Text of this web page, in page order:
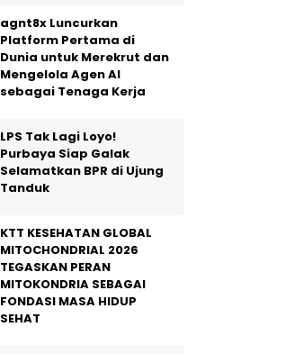
agnt8x Luncurkan
Platform Pertama di
Dunia untuk Merekrut dan
Mengelola Agen AI
sebagai Tenaga Kerja
LPS Tak Lagi Loyo!
Purbaya Siap Galak
Selamatkan BPR di Ujung
Tanduk
KTT KESEHATAN GLOBAL
MITOCHONDRIAL 2026
TEGASKAN PERAN
MITOKONDRIA SEBAGAI
FONDASI MASA HIDUP
SEHAT